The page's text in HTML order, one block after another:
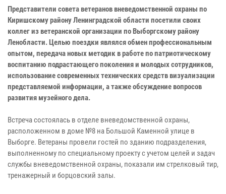
Представители совета ветеранов вневедомственной охраны по
Киришскому району Ленинградской области посетили своих
коллег из ветеранской организации по Выборгскому району
Ленобласти. Целью поездки являлся обмен профессиональным
опытом, передача новых методик в работе по патриотическому
воспитанию подрастающего поколения и молодых сотрудников,
использование современных технических средств визуализации
представляемой информации, а также обсуждение вопросов
развития музейного дела.
Встреча состоялась в отделе вневедомственной охраны,
расположенном в доме №8 на Большой Каменной улице в
Выборге. Ветераны провели гостей по зданию подразделения,
выполненному по специальному проекту с учетом целей и задач
службы вневедомственной охраны, показали им стрелковый тир,
тренажерный и борцовский залы.